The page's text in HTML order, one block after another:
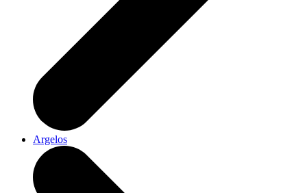
Argelos